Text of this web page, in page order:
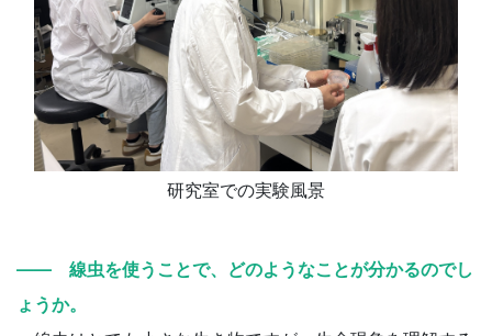
研究室での実験風景
―― 線虫を使うことで、どのようなことが分かるのでし
ょうか。